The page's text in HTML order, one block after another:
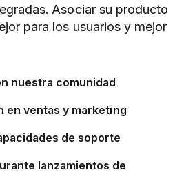
Asociar su producto
para los usuarios y mejor
nuestra comunidad
en ventas y marketing
de soporte
lanzamientos de